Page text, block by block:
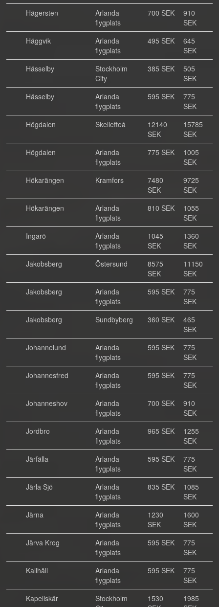
Hägersten
Arlanda
flygplats
700 SEK
910
SEK
Häggvik
Arlanda
flygplats
495 SEK
645
SEK
Hässelby
Stockholm
City
385 SEK
505
SEK
Hässelby
Arlanda
flygplats
595 SEK
775
SEK
Högdalen
Skellefteå
12140
SEK
15785
SEK
Högdalen
Arlanda
flygplats
775 SEK
1005
SEK
Hökarängen
Kramfors
7480
SEK
9725
SEK
Hökarängen
Arlanda
flygplats
810 SEK
1055
SEK
Ingarö
Arlanda
flygplats
1045
SEK
1360
SEK
Jakobsberg
Östersund
8575
SEK
11150
SEK
Jakobsberg
Arlanda
flygplats
595 SEK
775
SEK
Jakobsberg
Sundbyberg 360 SEK
465
SEK
Johannelund
Arlanda
flygplats
595 SEK
775
SEK
Johannesfred
Arlanda
flygplats
595 SEK
775
SEK
Johanneshov
Arlanda
flygplats
700 SEK
910
SEK
Jordbro
Arlanda
flygplats
965 SEK
1255
SEK
Järfälla
Arlanda
flygplats
595 SEK
775
SEK
Järla Sjö
Arlanda
flygplats
835 SEK
1085
SEK
Järna
Arlanda
flygplats
1230
SEK
1600
SEK
Järva Krog
Arlanda
flygplats
595 SEK
775
SEK
Kallhäll
Arlanda
flygplats
595 SEK
775
SEK
Kapellskär
Stockholm
1530
1985